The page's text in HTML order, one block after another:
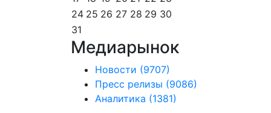
24 25 26 27 28 29 30
31
Медиарынок
Новости (9707)
Пресс релизы (9086)
Аналитика (1381)